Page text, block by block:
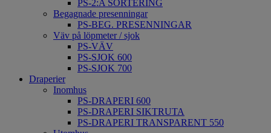
PS-2:A SORTERING
Begagnade presenningar
PS-BEG. PRESENNINGAR
Väv på löpmeter / sjok
PS-VÄV
PS-SJOK 600
PS-SJOK 700
Draperier
Inomhus
PS-DRAPERI 600
PS-DRAPERI SIKTRUTA
PS-DRAPERI TRANSPARENT 550